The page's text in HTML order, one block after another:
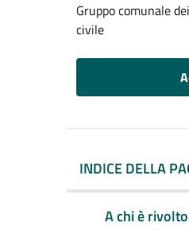
Gruppo comunale
civile
INDICE DELLA
A chi è rivolto